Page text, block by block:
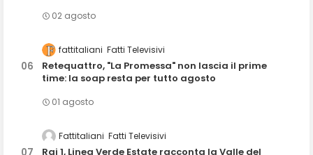
02 agosto
fattitaliani Fatti Televisivi
Retequattro, "La Promessa" non lascia il prime
time: la soap resta per tutto agosto
01 agosto
Fattitaliani Fatti Televisivi
Rai 1, Linea Verde Estate racconta la Valle del